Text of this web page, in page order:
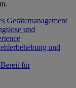
Gerätemanagement
und
und
Bereit für